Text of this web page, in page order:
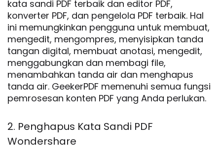
kata sandi PDF terbaik dan editor PDF,
konverter PDF, dan pengelola PDF terbaik. Hal
ini memungkinkan pengguna untuk membuat,
mengedit, mengompres, menyisipkan tanda
tangan digital, membuat anotasi, mengedit,
menggabungkan dan membagi file,
menambahkan tanda air dan menghapus
tanda air. GeekerPDF memenuhi semua fungsi
pemrosesan konten PDF yang Anda perlukan.
2. Penghapus Kata Sandi PDF
Wondershare